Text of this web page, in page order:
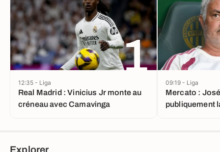
1
Real Madrid : Vinicius Jr monte au
créneau avec Camavinga
12:35 - Liga
Mercato :
publiquement
09:19 - Liga
Explorer